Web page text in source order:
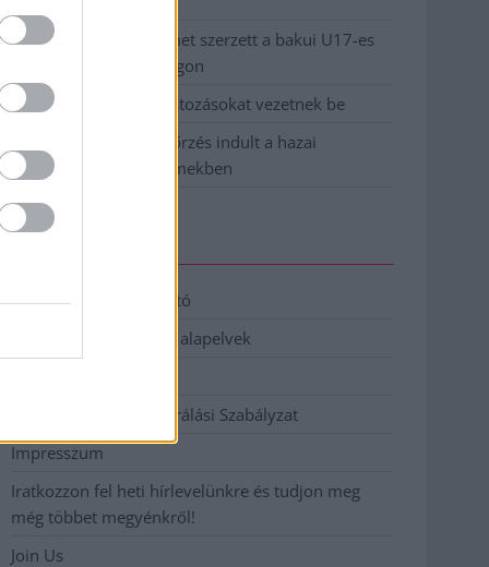
Tugyi Zétény ezüstérmet szerzett a bakui U17-es
birkózó-világbajnokságon
Jászberényben is korlátozásokat vezetnek be
Átfogó országos ellenőrzés indult a hazai
akkumulátoripari üzemekben
Elérhetőség
Adatkezelési tájékoztató
Etikai és függetlenségi alapelvek
Hozzászólási és Moderálási Szabályzat
Impresszum
Iratkozzon fel heti hírlevelünkre és tudjon meg
még többet megyénkről!
Join Us